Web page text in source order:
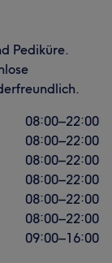
Pediküre.
08:00–22:00
08:00–22:00
08:00–22:00
08:00–22:00
08:00–22:00
08:00–22:00
09:00–16:00